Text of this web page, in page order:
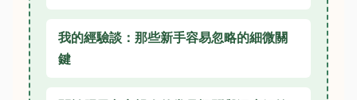
我的經驗談：那些新手容易忽略的細微關
鍵